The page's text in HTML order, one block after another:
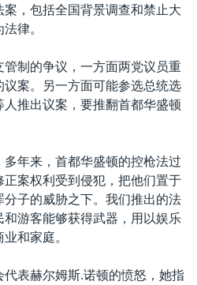
，包括全国背景调查和禁止大
律。
制的争议，一方面两党议员重
案。另一方面可能参选总统选
推出议案，要推翻首都华盛顿
年来，首都华盛顿的控枪法过
案权利受到侵犯，把他们置于
子的威胁之下。我们推出的法
游客能够获得武器，用以娱乐
和家庭。
表赫尔姆斯.诺顿的愤怒，她指